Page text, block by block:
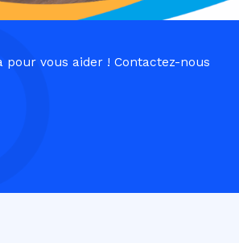
pour vous aider ! Contactez-nous